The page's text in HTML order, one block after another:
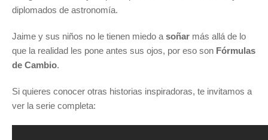
diplomados de astronomía.
Jaime y sus niños no le tienen miedo a soñar más allá de lo
que la realidad les pone antes sus ojos, por eso son Fórmulas
de Cambio.
Si quieres conocer otras historias inspiradoras, te invitamos a
ver la serie completa: